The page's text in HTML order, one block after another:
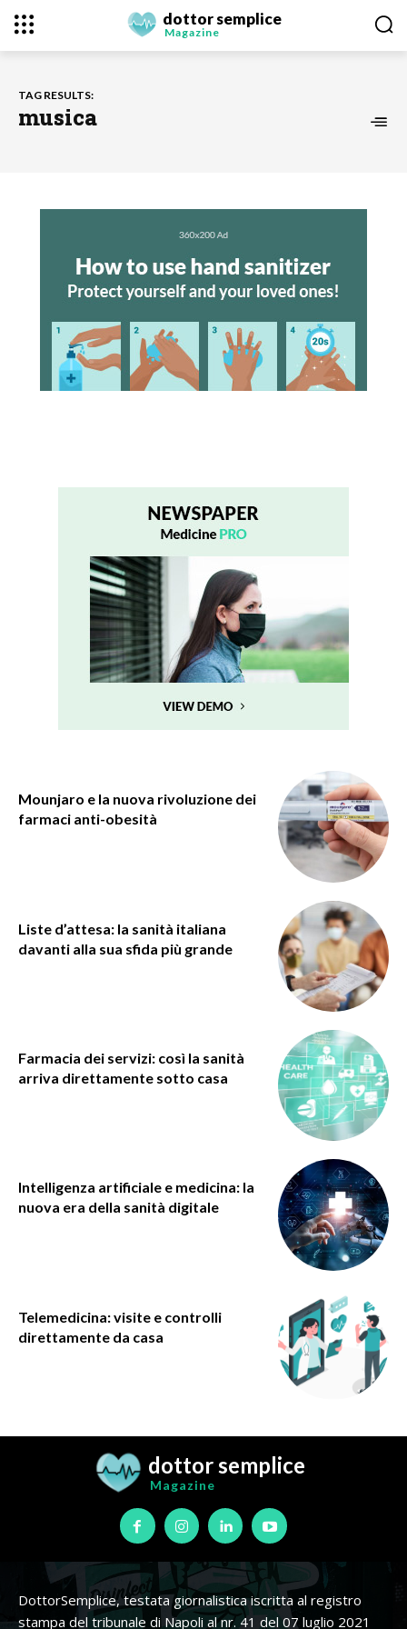
dottor semplice
Magazine
TAG RESULTS:
musica
Mounjaro e la nuova rivoluzione dei
farmaci anti-obesità
Liste d’attesa: la sanità italiana
davanti alla sua sfida più grande
Farmacia dei servizi: così la sanità
arriva direttamente sotto casa
Intelligenza artificiale e medicina: la
nuova era della sanità digitale
Telemedicina: visite e controlli
direttamente da casa
dottor semplice
Magazine
DottorSemplice, testata giornalistica iscritta al registro
stampa del tribunale di Napoli al nr. 41 del 07 luglio 2021